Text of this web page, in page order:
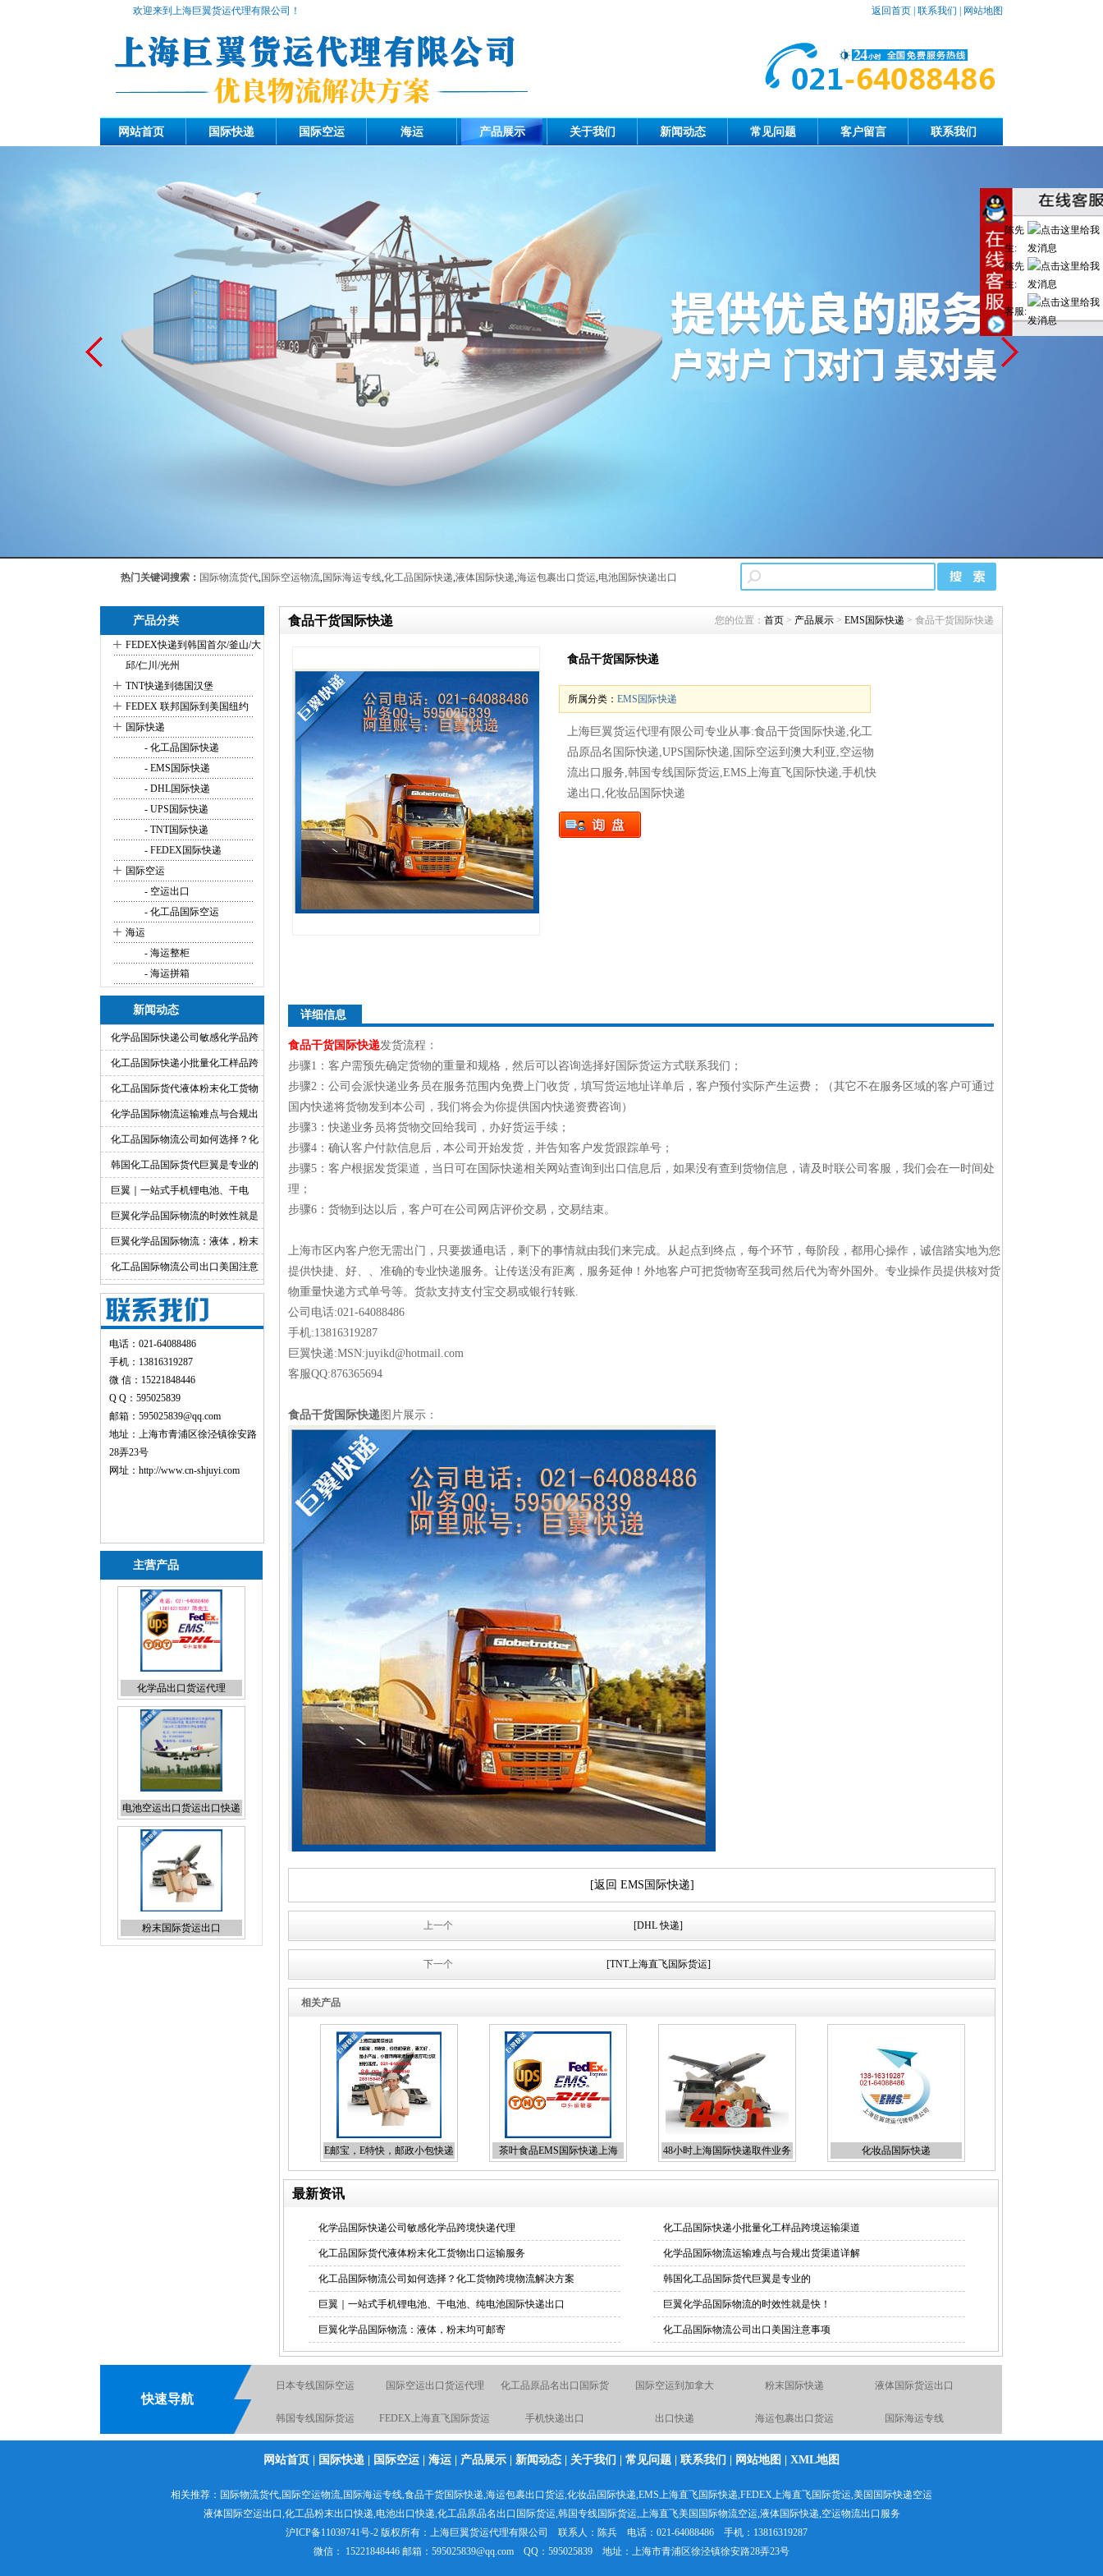
欢迎来到上海巨翼货运代理有限公司！ 返回首页 联系我们 网站地图
网站首页 国际快递 国际空运 海运 产品展示 关于我们 新闻动态 常见问题 客户留言 联系我们
热门关键词搜索： 国际物流货代,国际空运物流,国际海运专线,化工品国际快递,液体国际快递,海运包裹出口货运,电池国际快递出口
产品分类
+ FEDEX快递到韩国首尔/釜山/大
邱/仁川/光州
+ TNT快递到德国汉堡
+ FEDEX 联邦国际到美国纽约
+ 国际快递
- 化工品国际快递
- EMS国际快递
- DHL国际快递
- UPS国际快递
- TNT国际快递
- FEDEX国际快递
+ 国际空运
- 空运出口
- 化工品国际空运
+ 海运
- 海运整柜
- 海运拼箱
新闻动态
化学品国际快递公司敏感化学品跨
境快递代理
化工品国际快递小批量化工样品跨
境运输渠道
化工品国际货代液体粉末化工货物
出口运输服务
化学品国际物流运输难点与合规出
货渠道详解
化工品国际物流公司如何选择？化
工货物跨境物流解决方案
韩国化工品国际货代巨翼是专业的
巨翼｜一站式手机锂电池、干电
池、纯电池国际快递出口
巨翼化学品国际物流的时效性就是
快！巨翼化学品国际物流：液体，粉末
均可邮寄
化工品国际物流公司出口美国注意
事项
电话：021-64088486
手机：13816319287
微 信：15221848446
Q Q：595025839
邮箱：595025839@qq.com
地址：上海市青浦区徐泾镇徐安路
28弄23号
网址： http://www.cn-shjuyi.com
主营产品
化学品出口货运代理
电池空运出口货运出口快递
出口
粉末国际货运出口
食品干货国际快递 您的位置： 首页 > 产品展示 > EMS国际快递 > 食品干货国际快递
食品干货国际快递
所属分类： EMS国际快递
上海巨翼货运代理有限公司专业从事:食品干货国际快递,化工
品原品名国际快递,UPS国际快递,国际空运到澳大利亚,空运物
流出口服务,韩国专线国际货运,EMS上海直飞国际快递,手机快
递出口,化妆品国际快递
详细信息
食品干货国际快递发货流程：
步骤1：客户需预先确定货物的重量和规格，然后可以咨询选择好国际货运方式联系我们；
步骤2：公司会派快递业务员在服务范围内免费上门收货，填写货运地址详单后，客户预付实际产生运费；（其它不在服务区域的客户可通过
国内快递将货物发到本公司，我们将会为你提供国内快递资费咨询）
步骤3：快递业务员将货物交回给我司，办好货运手续；
步骤4：确认客户付款信息后，本公司开始发货，并告知客户发货跟踪单号；
步骤5：客户根据发货渠道，当日可在国际快递相关网站查询到出口信息后，如果没有查到货物信息，请及时联公司客服，我们会在一时间处
理；
步骤6：货物到达以后，客户可在公司网店评价交易，交易结束。
上海市区内客户您无需出门，只要拨通电话，剩下的事情就由我们来完成。从起点到终点，每个环节，每阶段，都用心操作，诚信踏实地为您
提供快捷、好、、准确的专业快递服务。让传送没有距离，服务延伸！外地客户可把货物寄至我司然后代为寄外国外。专业操作员提供核对货
物重量快递方式单号等。货款支持支付宝交易或银行转账.
公司电话:021-64088486
手机:13816319287
巨翼快递:MSN:juyikd@hotmail.com
客服QQ:876365694
食品干货国际快递 图片展示：
[返回 EMS国际快递]
上一个 [DHL 快递]
下一个 [TNT上海直飞国际货运]
相关产品
E邮宝，E特快，邮政小包快递
茶叶食品EMS国际快递上海
48小时上海国际快递取件业务 化妆品国际快递
最新资讯
化学品国际快递公司敏感化学品跨境快递代理 化工品国际快递小批量化工样品跨境运输渠道
化工品国际货代液体粉末化工货物出口运输服务 化学品国际物流运输难点与合规出货渠道详解
化工品国际物流公司如何选择？化工货物跨境物流解决方案 韩国化工品国际货代巨翼是专业的
巨翼｜一站式手机锂电池、干电池、纯电池国际快递出口 巨翼化学品国际物流的时效性就是快！
巨翼化学品国际物流：液体，粉末均可邮寄 化工品国际物流公司出口美国注意事项
快速导航
电池国际快递出口 国际空运物流 空运物流出口服务 化工品粉末出口快递 DHL上海直飞国际快递折
扣报价
国际物流空运到英国德国
加拿大空运航线 递出口
粉末国际货运出口 日本专线国际货代报价 UPS上海直飞国际快递折
扣报价
化妆品国际快递 液体国际快递 食品出口国际货运
网站首页 国际快递 国际空运 海运 产品展示 新闻动态 关于我们 常见问题 联系我们 网站地图 XML地图
相关推荐： 国际物流货代,国际空运物流,国际海运专线,食品干货国际快递,海运包裹出口货运,化妆品国际快递,EMS上海直飞国际快递,FEDEX上海直飞国际货运,美国国际快递空运
液体国际空运出口,化工品粉末出口快递,电池出口快递,化工品原品名出口国际货运,韩国专线国际货运,上海直飞美国国际物流空运,液体国际快递,空运物流出口服务
沪ICP备11039741号-2 版权所有： 上海巨翼货运代理有限公司
联系人：陈兵 电话：021-64088486 手机：13816319287
微信： 15221848446 邮箱：595025839@qq.com QQ：595025839 地址：上海市青浦区徐泾镇徐安路28弄23号
陈先
生:
陈先
生:
客服: